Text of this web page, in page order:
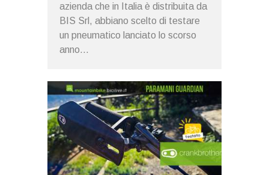
azienda che in Italia è distribuita da
BIS Srl, abbiano scelto di testare
un pneumatico lanciato lo scorso
anno...